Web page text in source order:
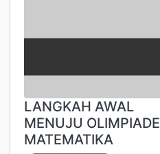
LANGKAH AWAL
MENUJU OLIMPIADE
MATEMATIKA